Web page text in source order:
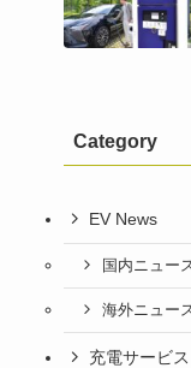
Category
EV News
国内ニュー
海外ニュー
充電サービス